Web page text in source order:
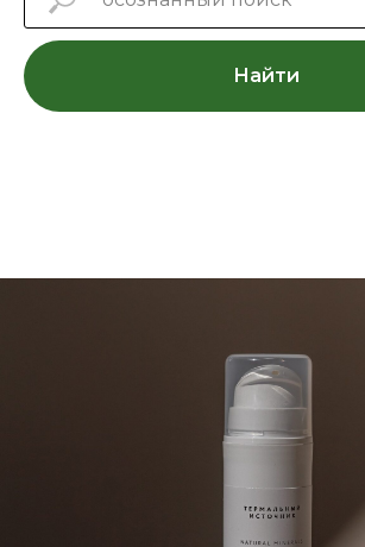
Найти